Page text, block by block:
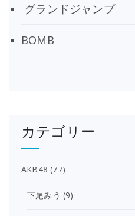
グランドジャンプ
BOMB
カテゴリー
AKB48 (77)
下尾みう (9)